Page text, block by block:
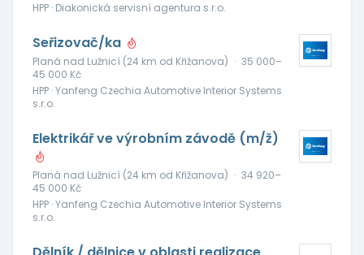
HPP · Diakonická servisní agentura s.r.o.
Seřizovač/ka
Planá nad Lužnicí (24 km od Křižanova) · 35 000–
45 000 Kč
HPP · Yanfeng Czechia Automotive Interior Systems
s.r.o.
Elektrikář ve výrobním závodě (m/ž)
Planá nad Lužnicí (24 km od Křižanova) · 34 920–
45 000 Kč
HPP · Yanfeng Czechia Automotive Interior Systems
s.r.o.